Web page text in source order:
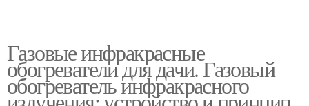
Газовые инфракрасные
обогреватели для дачи. Газовый
обогреватель инфракрасного